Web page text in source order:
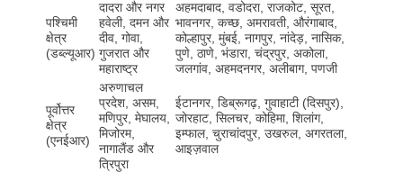
पश्चिमी
क्षेत्र
(डब्ल्यूआर)
दादरा और नगर
हवेली, दमन और
दीव, गोवा,
गुजरात और
महाराष्ट्र
अहमदाबाद, वडोदरा, राजकोट, सूरत,
भावनगर, कच्छ, अमरावती, औरंगाबाद,
कोल्हापुर, मुंबई, नागपुर, नांदेड़, नासिक,
पुणे, ठाणे, भंडारा, चंद्रपुर, अकोला,
जलगांव, अहमदनगर, अलीबाग, पणजी
पूर्वोत्तर
क्षेत्र
(एनईआर)
अरुणाचल
प्रदेश, असम,
मणिपुर, मेघालय,
मिजोरम,
नागालैंड और
त्रिपुरा
ईटानगर, डिब्रूगढ़, गुवाहाटी (दिसपुर),
जोरहाट, सिलचर, कोहिमा, शिलांग,
इम्फाल, चुराचांदपुर, उखरुल, अगरतला,
आइज़वाल